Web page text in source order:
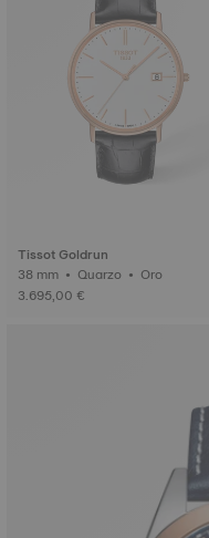
Tissot Goldrun
38 mm • Quarzo • Oro
3.695,00 €